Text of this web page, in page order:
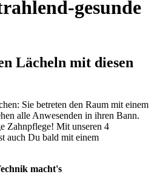
gesunde
Lächeln mit diesen
Sie betreten den Raum mit einem
alle Anwesenden in ihren Bann.
Zahnpflege! Mit unseren 4
auch Du bald mit einem
macht's